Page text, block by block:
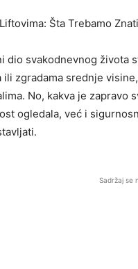
Šta Trebamo Znati
dio svakodnevnog života
ili zgradama srednje
No, kakva je zapravo
ogledala, već i
Sadržaj se